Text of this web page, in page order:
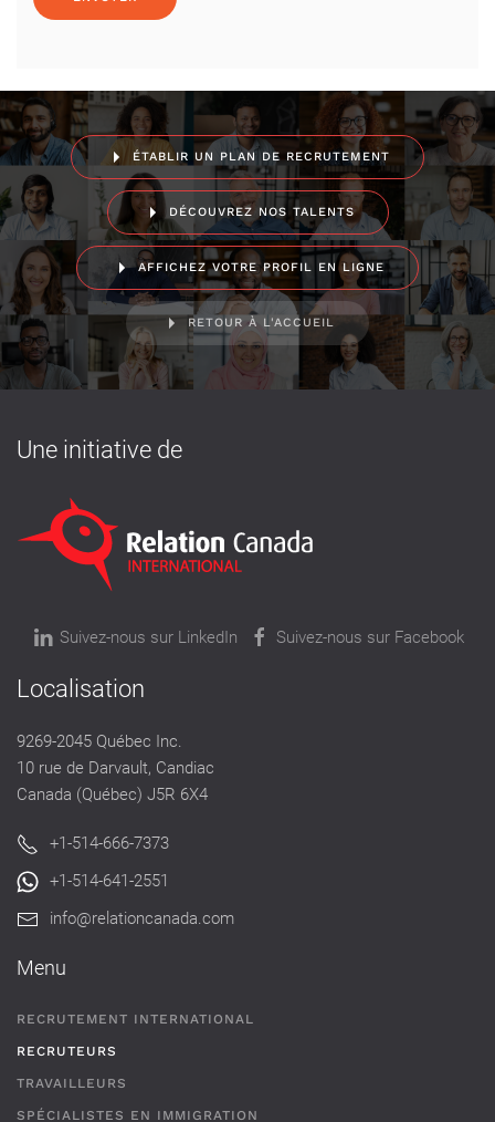
ÉTABLIR UN PLAN DE RECRUTEMENT
DÉCOUVREZ NOS TALENTS
AFFICHEZ VOTRE PROFIL EN LIGNE
RETOUR À L'ACCUEIL
Une initiative de
Suivez-nous sur LinkedIn Suivez-nous sur Facebook
Localisation
9269-2045 Québec Inc.
10 rue de Darvault, Candiac
Canada (Québec) J5R 6X4
+1-514-666-7373
+1-514-641-2551
info@relationcanada.com
Menu
RECRUTEMENT INTERNATIONAL
RECRUTEURS
TRAVAILLEURS
SPÉCIALISTES EN IMMIGRATION